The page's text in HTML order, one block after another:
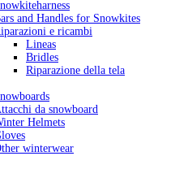
and Handles for Snowkites
e ricambi
Lineas
Bridles
Riparazione della tela
da snowboard
Helmets
winterwear